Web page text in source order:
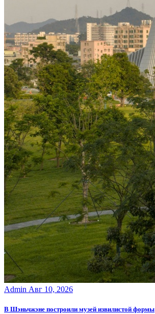
Admin Авг 10, 2026
В Шэньчжэне построили музей извилистой формы